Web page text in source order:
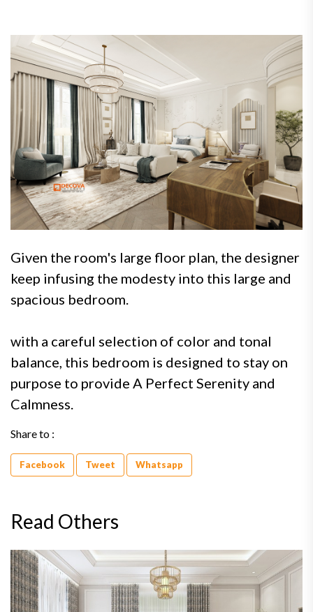
Given the room's large floor plan, the designer
keep infusing the modesty into this large and
spacious bedroom.
with a careful selection of color and tonal
balance, this bedroom is designed to stay on
purpose to provide A Perfect Serenity and
Calmness.
Share to :
Facebook Tweet Whatsapp
Read Others